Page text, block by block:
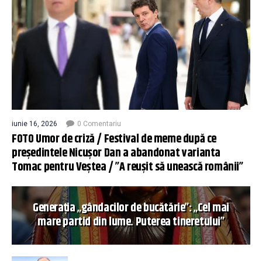
iunie 16, 2026 0 Comentariu
FOTO Umor de criză / Festival de meme după ce
președintele Nicușor Dan a abandonat varianta
Tomac pentru Veștea / ”A reușit să unească românii”
Generația „gândacilor de bucătărie”: „Cel mai
mare partid din lume. Puterea tineretului”